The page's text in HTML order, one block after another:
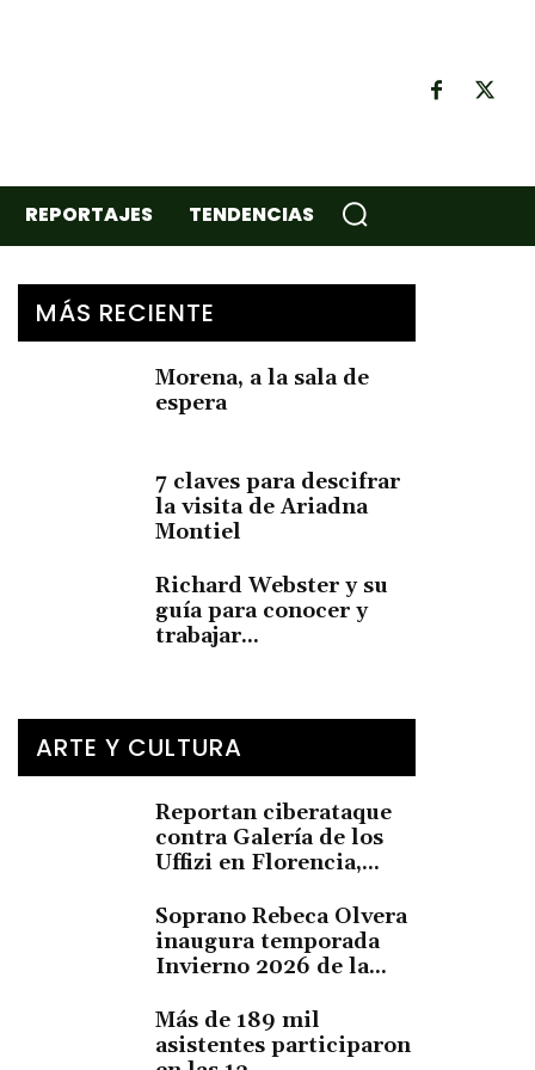
REPORTAJES TENDENCIAS
MÁS RECIENTE
Morena, a la sala de
espera
7 claves para descifrar
la visita de Ariadna
Montiel
Richard Webster y su
guía para conocer y
trabajar...
ARTE Y CULTURA
Reportan ciberataque
contra Galería de los
Uffizi en Florencia,...
Soprano Rebeca Olvera
inaugura temporada
Invierno 2026 de la...
Más de 189 mil
asistentes participaron